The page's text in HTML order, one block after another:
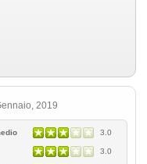
2019
3.0
3.0